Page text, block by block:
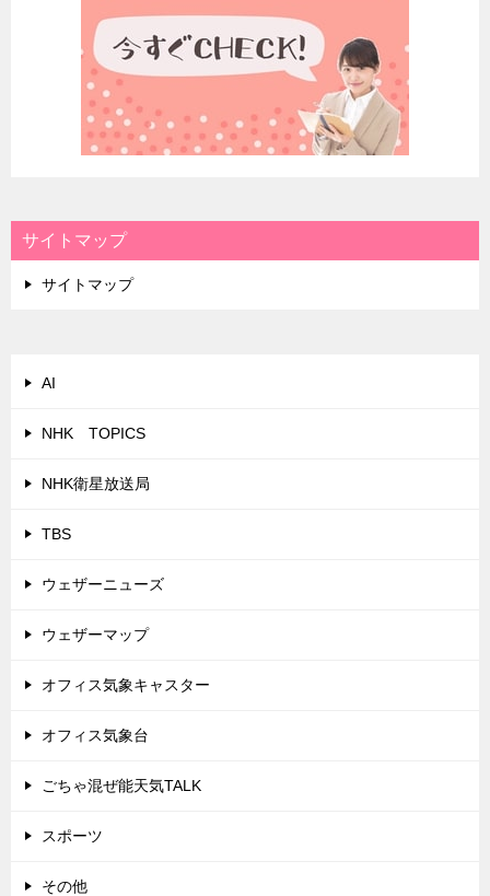
サイトマップ
サイトマップ
AI
NHK TOPICS
NHK衛星放送局
TBS
ウェザーニューズ
ウェザーマップ
オフィス気象キャスター
オフィス気象台
ごちゃ混ぜ能天気TALK
スポーツ
その他